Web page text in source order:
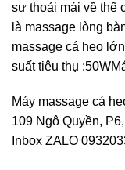
sự thoải mái về thể
là massage lòng
massage cá heo
suất tiêu thụ
Máy massage cá
109 Ngô Quyền,
Inbox ZALO